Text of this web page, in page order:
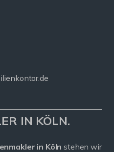
IN KÖLN.
in Köln stehen wir